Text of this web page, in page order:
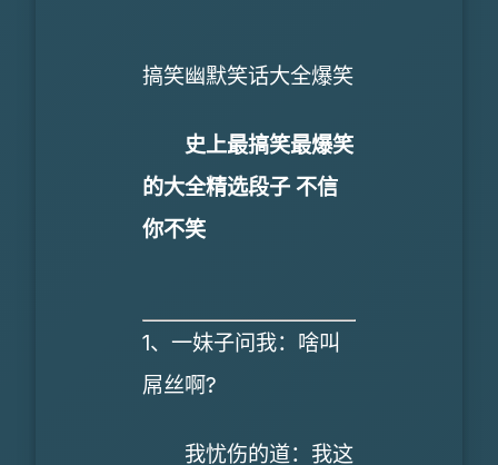
搞笑幽默笑话大全爆笑
史上最搞笑最爆笑
的大全精选段子 不信
你不笑
1、一妹子问我：啥叫
屌丝啊?
我忧伤的道：我这